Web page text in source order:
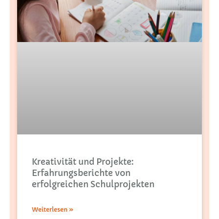
Kreativität und Projekte:
Erfahrungsberichte von
erfolgreichen Schulprojekten
Weiterlesen »